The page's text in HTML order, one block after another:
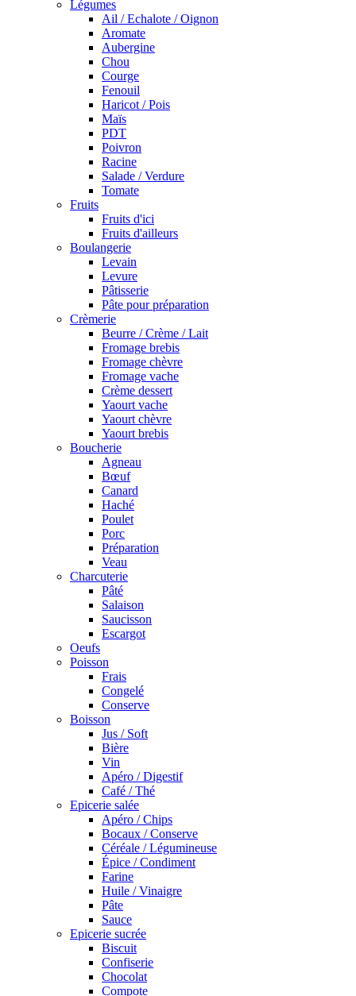
Légumes
Ail / Echalote / Oignon
Aromate
Aubergine
Chou
Courge
Fenouil
Haricot / Pois
Maïs
PDT
Poivron
Racine
Salade / Verdure
Tomate
Fruits
Fruits d'ici
Fruits d'ailleurs
Boulangerie
Levain
Levure
Pâtisserie
Pâte pour préparation
Crèmerie
Beurre / Crème / Lait
Fromage brebis
Fromage chèvre
Fromage vache
Crème dessert
Yaourt vache
Yaourt chèvre
Yaourt brebis
Boucherie
Agneau
Bœuf
Canard
Haché
Poulet
Porc
Préparation
Veau
Charcuterie
Pâté
Salaison
Saucisson
Escargot
Oeufs
Poisson
Frais
Congelé
Conserve
Boisson
Jus / Soft
Bière
Vin
Apéro / Digestif
Café / Thé
Epicerie salée
Apéro / Chips
Bocaux / Conserve
Céréale / Légumineuse
Épice / Condiment
Farine
Huile / Vinaigre
Pâte
Sauce
Epicerie sucrée
Biscuit
Confiserie
Chocolat
Compote